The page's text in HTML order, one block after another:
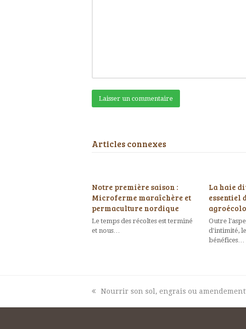
Articles connexes
Notre première saison :
Microferme maraîchère et
permaculture nordique
Le temps des récoltes est terminé
et nous…
La haie
essentiel
Outre
d'intimité,
bénéfices…
previous
Nourrir son sol, engrais ou